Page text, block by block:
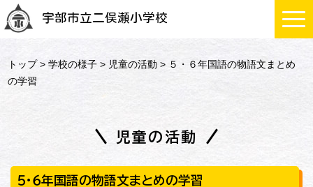
宇部市立二俣瀬小学校
トップ>学校の様子 > 児童の活動 > ５・６年国語の物語文まとめ
の学習
児童の活動
５・６年国語の物語文まとめの学習